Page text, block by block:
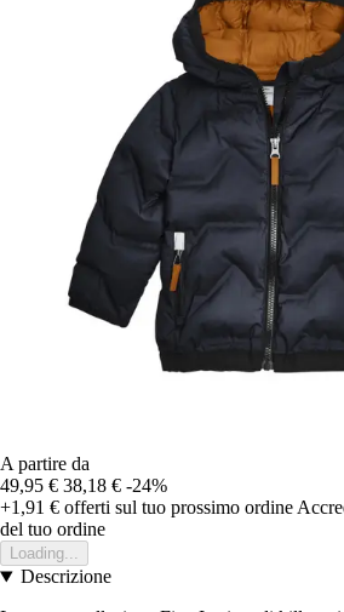
A partire da
49,95 € 38,18 € -24%
+1,91 € offerti sul tuo prossimo ordine
del tuo ordine
Loading...
Descrizione